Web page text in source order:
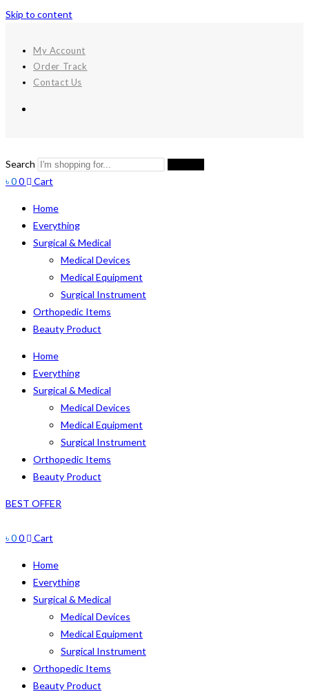
Skip to content
My Account
Order Track
Contact Us
Search
৳00 Cart
Home
Everything
Surgical & Medical
Medical Devices
Medical Equipment
Surgical Instrument
Orthopedic Items
Beauty Product
Home
Everything
Surgical & Medical
Medical Devices
Medical Equipment
Surgical Instrument
Orthopedic Items
Beauty Product
BEST OFFER
৳00 Cart
Home
Everything
Surgical & Medical
Medical Devices
Medical Equipment
Surgical Instrument
Orthopedic Items
Beauty Product